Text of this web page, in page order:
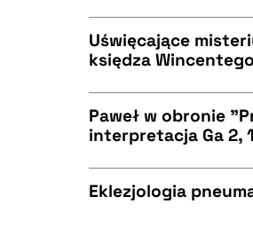
BIBTEX
BIBTEX
BIBTEX
Uświęcające
księdza
Paweł w obronie
interpretacja Ga 2,
Eklezjologia